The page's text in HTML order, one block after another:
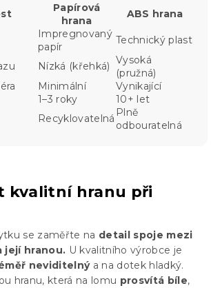
Papírová
hrana
ABS hrana
Impregnovaný
papír
Technický plast
Nízká (křehká) Vysoká
(pružná)
Minimální
Vynikající
1–3 roky
10+ let
Recyklovatelná Plně
odbouratelná
kvalitní hranu při
se zaměřte na detail spoje mezi
její hranou. U kvalitního výrobce je
neviditelnýa na dotek hladký.
hranu, která na lomu prosvítá bíle,